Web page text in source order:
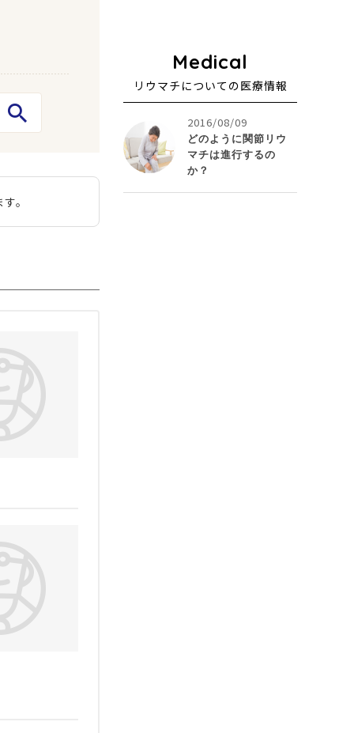
。
リウマチについての医療情報
2016/08/09
どのように関節リウ
マチは進行するの
か？